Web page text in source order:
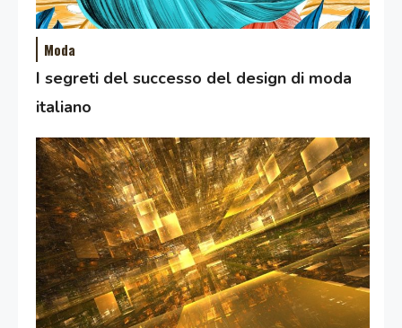
Moda
I segreti del successo del design di moda
italiano